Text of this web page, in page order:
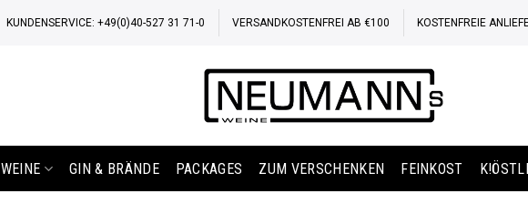
KUNDENSERVICE: +49(0)40-527 31 71-0 VERSANDKOSTENFREI AB €100 KOSTENFREIE
WEINE GIN & BRÄNDE PACKAGES ZUM VERSCHENKEN FEINKOST